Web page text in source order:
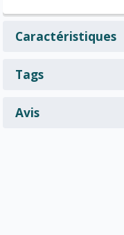
Caractéristiques
Tags
Avis